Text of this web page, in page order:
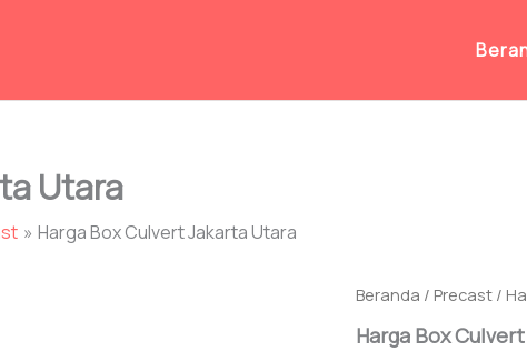
Utara
Harga Box Culvert Jakarta Utara
Beranda / Precast /
Harga Box